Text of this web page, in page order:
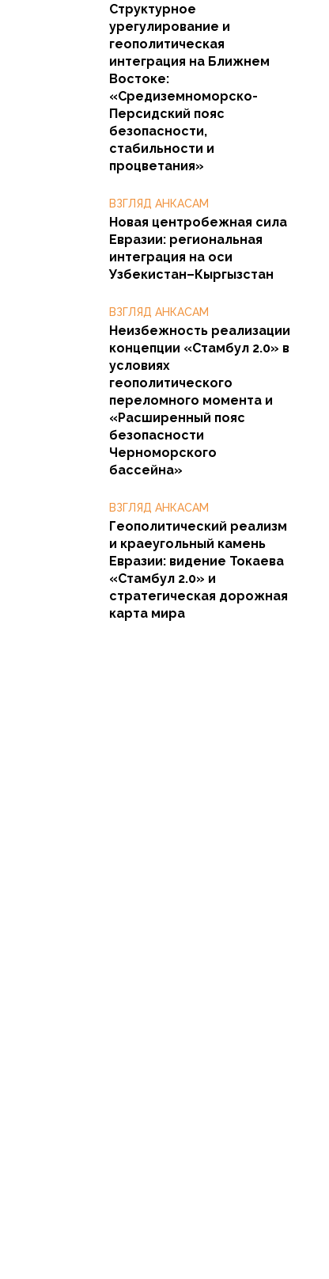
Структурное
урегулирование и
геополитическая
интеграция на Ближнем
Востоке:
«Средиземноморско-
Персидский пояс
безопасности,
стабильности и
процветания»
ВЗГЛЯД АНКАСАМ
Новая центробежная сила
Евразии: региональная
интеграция на оси
Узбекистан–Кыргызстан
ВЗГЛЯД АНКАСАМ
Неизбежность реализации
концепции «Стамбул 2.0» в
условиях
геополитического
переломного момента и
«Расширенный пояс
безопасности
Черноморского
бассейна»
ВЗГЛЯД АНКАСАМ
Геополитический реализм
и краеугольный камень
Евразии: видение Токаева
«Стамбул 2.0» и
стратегическая дорожная
карта мира